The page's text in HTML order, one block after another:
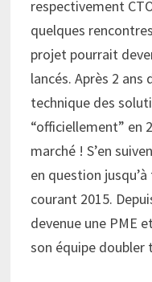
respectivement
quelques
projet pourrait
lancés. Après 2
technique des
“officiellement” en
marché ! S’en
en question
courant 2015.
devenue une PME
son équipe doubler